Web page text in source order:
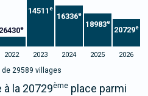
26430e
14511 e
16336e
18983e
20729e
2022 2023 2024 2025 2026
de 29589 villages
la 20729ème place parmi